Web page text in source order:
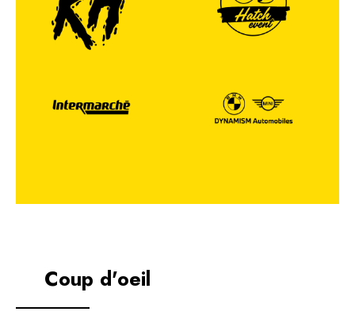
Coup d'oeil